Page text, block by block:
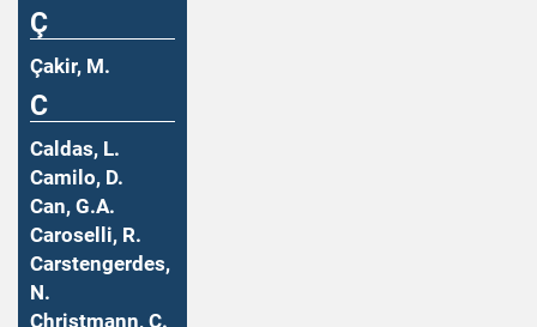
Ç
Çakir, M.
C
Caldas, L.
Camilo, D.
Can, G.A.
Caroselli, R.
Carstengerdes,
N.
Christmann, C.